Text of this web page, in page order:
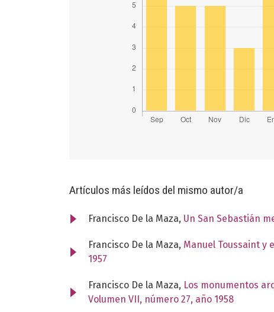
Artículos más leídos del mismo autor/a
Francisco De la Maza, Un San Sebastián
Francisco De la Maza, Manuel Toussaint y
1957
Francisco De la Maza, Los monumentos
Volumen VII, número 27, año 1958